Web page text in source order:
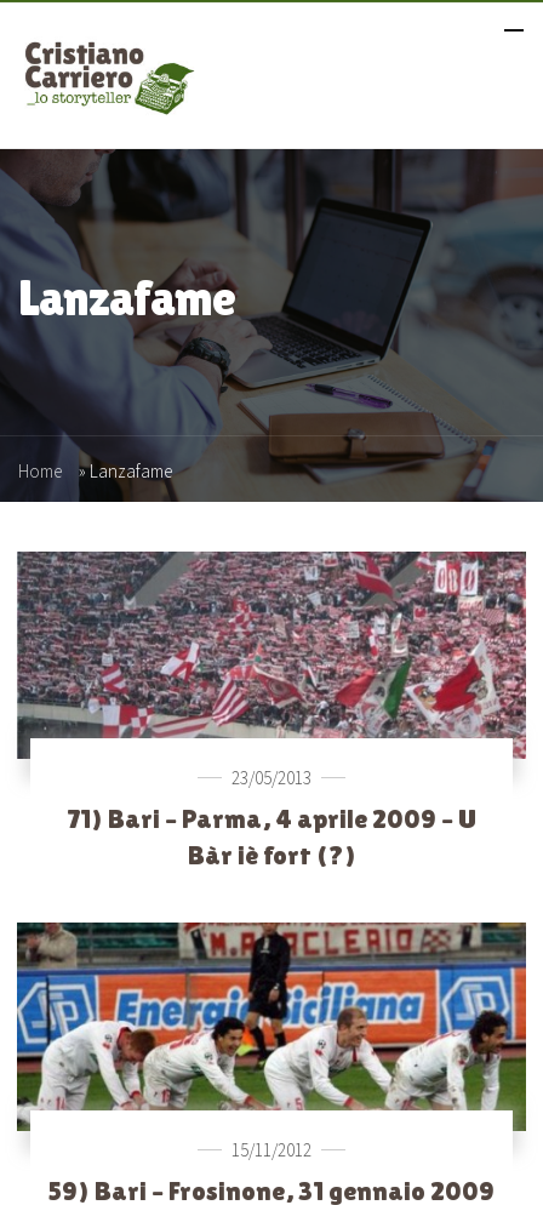
Lanzafame
Home »Lanzafame
23/05/2013
71) Bari – Parma, 4 aprile 2009 – U
Bàr iè fort (?)
15/11/2012
59) Bari – Frosinone, 31 gennaio 2009